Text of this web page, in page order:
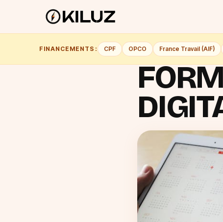
FINANCEMENTS : CPF OPCO France Travail (AIF)